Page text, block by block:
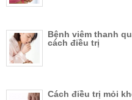
Bệnh viêm thanh
cách điều trị
Cách điều trị mỏi